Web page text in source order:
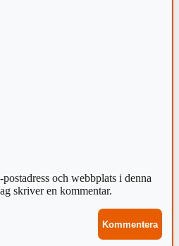
och webbplats i denna
skriver en kommentar.